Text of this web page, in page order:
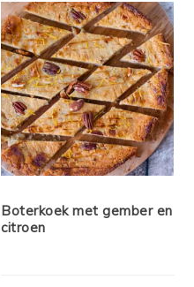
Boterkoek met gember en
citroen